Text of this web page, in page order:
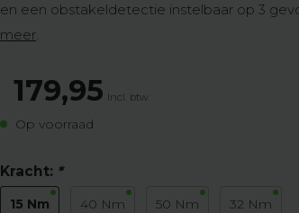
en een obstakeldetectie instelbaar op 3
meer.
179,95 Incl. btw
Op voorraad
Kracht: *
15 Nm 40 Nm 50 Nm 32 Nm